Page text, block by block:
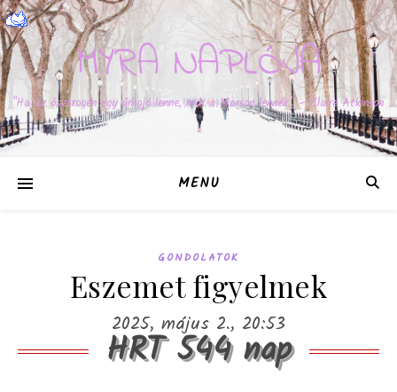
MYRA NAPLÓJA
"Ha az ösztrogén egy űrhajó lenne, már a Marson lennék." – Claire Atkinson
MENU
GONDOLATOK
Eszemet figyelmek
2025, május 2., 20:53
HRT 544 nap